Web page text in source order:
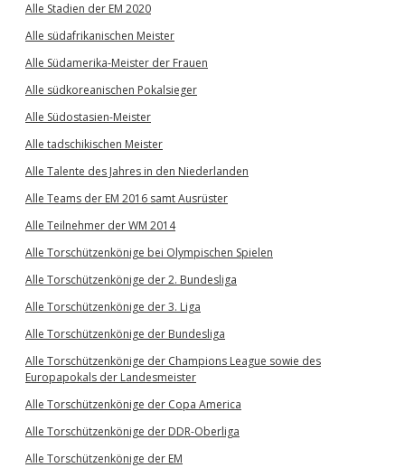
Alle Stadien der EM 2020
Alle südafrikanischen Meister
Alle Südamerika-Meister der Frauen
Alle südkoreanischen Pokalsieger
Alle Südostasien-Meister
Alle tadschikischen Meister
Alle Talente des Jahres in den Niederlanden
Alle Teams der EM 2016 samt Ausrüster
Alle Teilnehmer der WM 2014
Alle Torschützenkönige bei Olympischen Spielen
Alle Torschützenkönige der 2. Bundesliga
Alle Torschützenkönige der 3. Liga
Alle Torschützenkönige der Bundesliga
Alle Torschützenkönige der Champions League sowie des
Europapokals der Landesmeister
Alle Torschützenkönige der Copa America
Alle Torschützenkönige der DDR-Oberliga
Alle Torschützenkönige der EM